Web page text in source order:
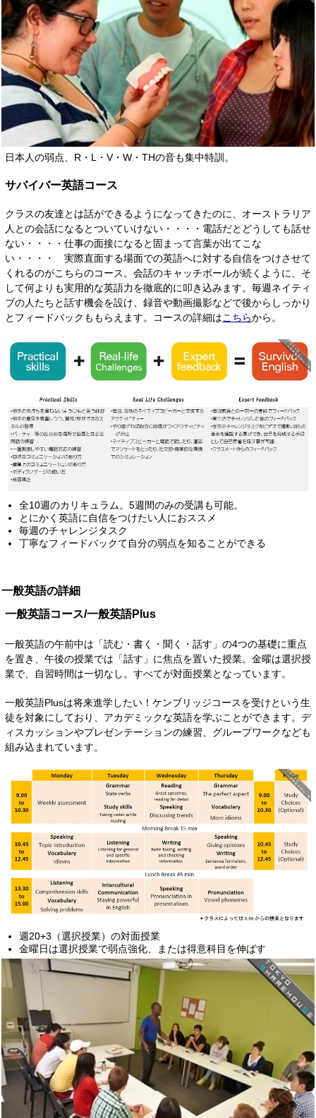
日本人の弱点、R・L・V・W・THの音も集中特訓。
サバイバー英語コース
クラスの友達とは話ができるようになってきたのに、オーストラリア
人との会話になるとついていけない・・・・電話だとどうしても話せ
ない・・・・仕事の面接になると固まって言葉が出てこな
い・・・・ 実際直面する場面での英語へに対する自信をつけさせて
くれるのがこちらのコース。会話のキャッチボールが続くように、そ
して何よりも実用的な英語力を徹底的に叩き込みます。毎週ネイティ
ブの人たちと話す機会を設け、録音や動画撮影などで後からしっかり
とフィードバックももらえます。コースの詳細はこちらから。
全10週のカリキュラム。5週間のみの受講も可能。
とにかく英語に自信をつけたい人におススメ
毎週のチャレンジタスク
丁寧なフィードバックて自分の弱点を知ることができる
一般英語の詳細
一般英語コース/一般英語Plus
一般英語の午前中は「読む・書く・聞く・話す」の4つの基礎に重点
を置き、午後の授業では「話す」に焦点を置いた授業。金曜は選択授
業で、自習時間は一切なし。すべてが対面授業となっています。
一般英語Plusは将来進学したい！ケンブリッジコースを受けという生
徒を対象にしており、アカデミックな英語を学ぶことができます。デ
ィスカッションやプレゼンテーションの練習、グループワークなども
組み込まれています。
週20+3（選択授業）の対面授業
金曜日は選択授業で弱点強化、または得意科目を伸ばす